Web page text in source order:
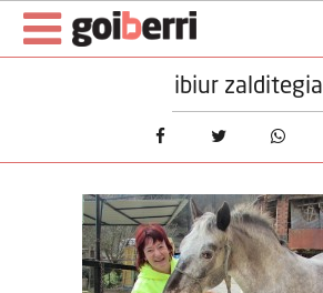
ibiur zalditegia